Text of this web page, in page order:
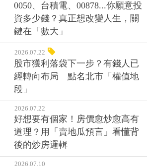
0050、台積電、00878...你願意投
資多少錢？真正想改變人生，關
鍵在「數大」
2026.07.22
股市獲利落袋下一步？有錢人已
經轉向布局 點名北市「權值地
段」
2026.07.22
好想要有個家！房價愈炒愈高有
道理？用「賣地瓜預言」看懂背
後的炒房邏輯
2026.07.10